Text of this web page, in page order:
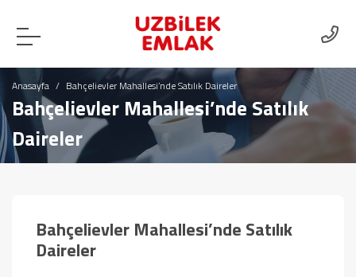
Anasayfa Bahçelievler Mahallesi’nde Satılık Daireler
Bahçelievler Mahallesi’nde Satılık
Daireler
Bahçelievler Mahallesi’nde Satılık
Daireler